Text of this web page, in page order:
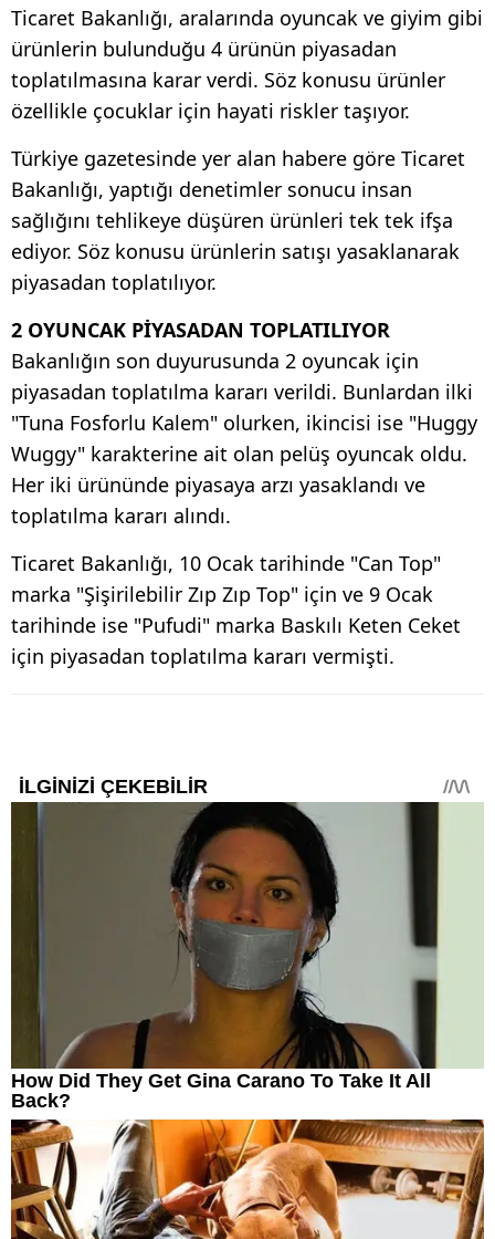
Ticaret Bakanlığı, aralarında oyuncak ve giyim gibi
ürünlerin bulunduğu 4 ürünün piyasadan
toplatılmasına karar verdi. Söz konusu ürünler
özellikle çocuklar için hayati riskler taşıyor.
Türkiye gazetesinde yer alan habere göre Ticaret
Bakanlığı, yaptığı denetimler sonucu insan
sağlığını tehlikeye düşüren ürünleri tek tek ifşa
ediyor. Söz konusu ürünlerin satışı yasaklanarak
piyasadan toplatılıyor.
2 OYUNCAK PİYASADAN TOPLATILIYOR
Bakanlığın son duyurusunda 2 oyuncak için
piyasadan toplatılma kararı verildi. Bunlardan ilki
"Tuna Fosforlu Kalem" olurken, ikincisi ise "Huggy
Wuggy" karakterine ait olan pelüş oyuncak oldu.
Her iki ürününde piyasaya arzı yasaklandı ve
toplatılma kararı alındı.
Ticaret Bakanlığı, 10 Ocak tarihinde "Can Top"
marka "Şişirilebilir Zıp Zıp Top" için ve 9 Ocak
tarihinde ise "Pufudi" marka Baskılı Keten Ceket
için piyasadan toplatılma kararı vermişti.